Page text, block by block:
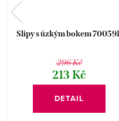
Slipy s úzkým bokem
296 Kč
213 Kč
DETAIL